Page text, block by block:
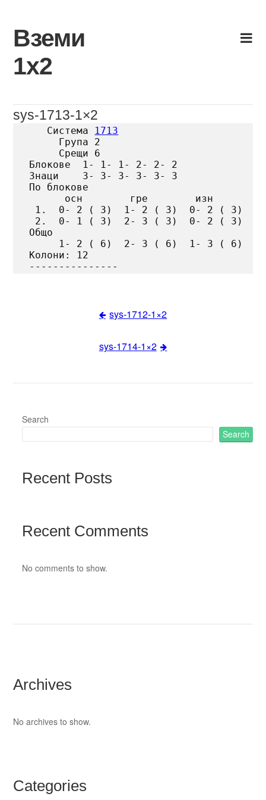
content
Вземи
1х2
sys-1713-1×2
   Система
1713
     Група 2
     Срещи 6
Блокове  1- 1- 1- 2- 2- 2
Знаци    3- 3- 3- 3- 3- 3
По блокове
      осн        гре        изн
1.  0- 2 ( 3)  1- 2 ( 3)  0- 2 ( 3)
2.  0- 1 ( 3)  2- 3 ( 3)  0- 2 ( 3)
Общо
     1- 2 ( 6)  2- 3 ( 6)  1- 3 ( 6)
Колони: 12
sys-1712-1×2
sys-1714-1×2
Search
Search
Recent Posts
Recent Comments
No comments to show.
Archives
No archives to show.
Categories